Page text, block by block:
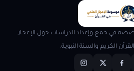
في جمع وإعداد الدراسات حول الإعجاز
الكريم والسنة النبوية.